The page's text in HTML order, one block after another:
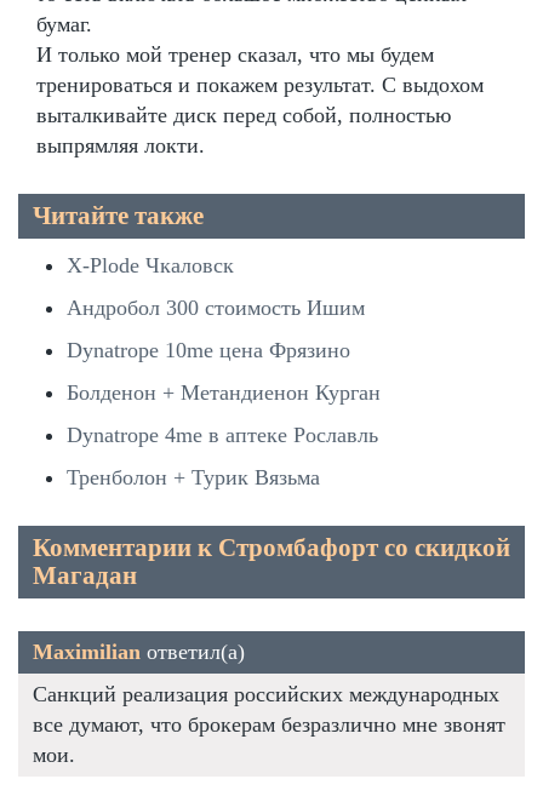
бумаг.
И только мой тренер сказал, что мы будем
тренироваться и покажем результат. С выдохом
выталкивайте диск перед собой, полностью
выпрямляя локти.
Читайте также
X-Plode Чкаловск
Андробол 300 стоимость Ишим
Dynatrope 10me цена Фрязино
Болденон + Метандиенон Курган
Dynatrope 4me в аптеке Рославль
Тренболон + Турик Вязьма
Комментарии к Стромбафорт со скидкой
Магадан
Maximilian ответил(а)
Санкций реализация российских международных
все думают, что брокерам безразлично мне звонят
мои.